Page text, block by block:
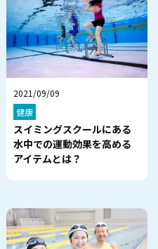
2021/09/09
健康
スイミングスクールにある
水中での運動効果を高める
アイテムとは？